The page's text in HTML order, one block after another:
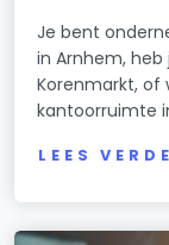
Je bent
in Arnhem,
Korenmarkt, of
kantoorruimte
LEES